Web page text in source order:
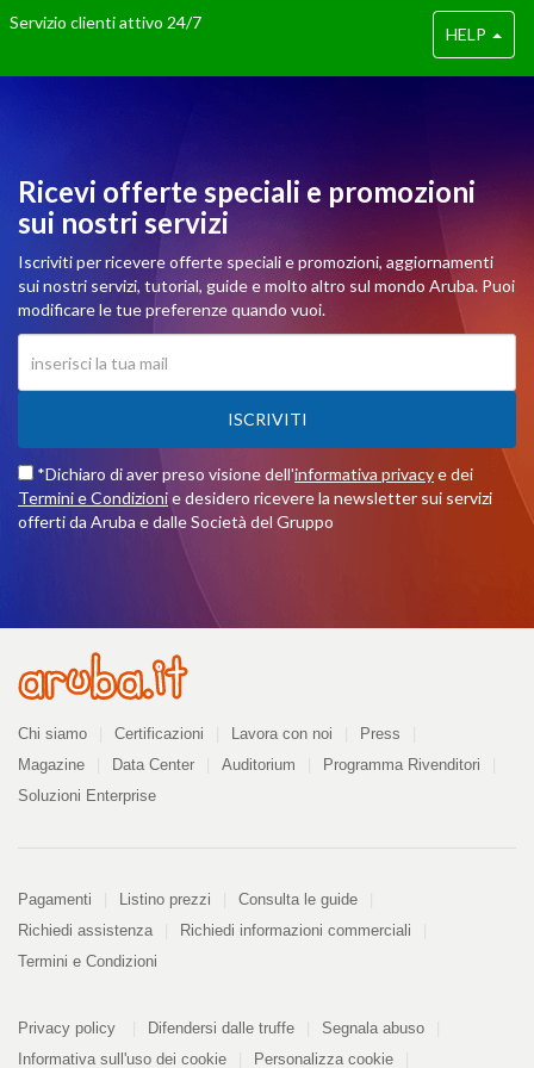
HELP
Servizio clienti attivo 24/7
Ricevi offerte speciali e promozioni
sui nostri servizi
Iscriviti per ricevere offerte speciali e promozioni, aggiornamenti
sui nostri servizi, tutorial, guide e molto altro sul mondo Aruba. Puoi
modificare le tue preferenze quando vuoi.
ISCRIVITI
*Dichiaro di aver preso visione dell'informativa privacye dei
Termini e Condizionie desidero ricevere la newsletter sui servizi
offerti da Aruba e dalle Società del Gruppo
Azienda
Chi siamo Certificazioni Lavora con noi
Press
Magazine
Data Center Auditorium
Programma Rivenditori
Soluzioni Enterprise
Pagamenti
Pagamenti Listino prezzi
Consulta le guide
Richiedi assistenza
Richiedi informazioni commerciali
Termini e Condizioni
Informazioni
Privacy policy
PDF
kB
Difendersi dalle truffe
Segnala abuso
Informativa sull'uso dei cookie
Personalizza cookie